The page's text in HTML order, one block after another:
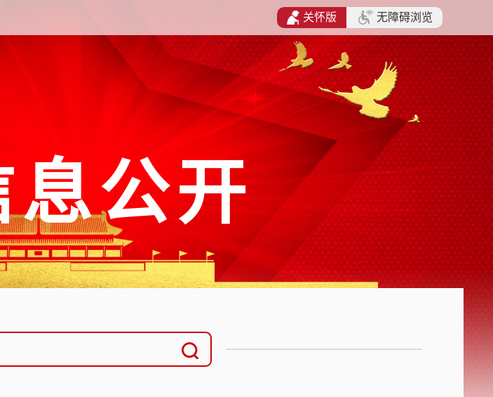
公开
关怀版 无障碍浏览